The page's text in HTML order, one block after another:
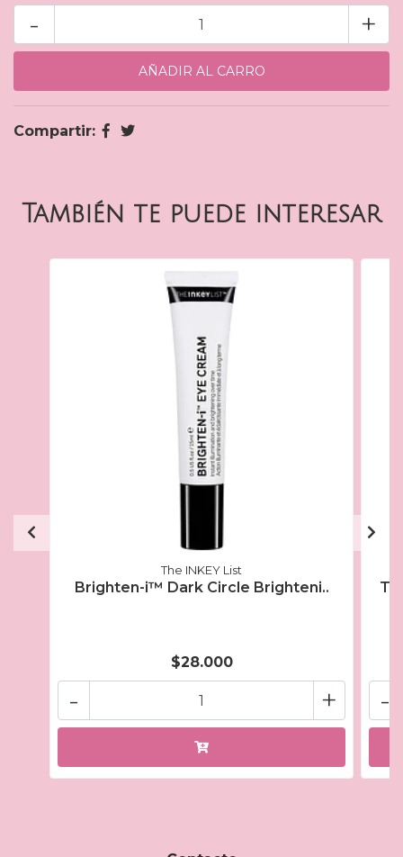
+
-
Compartir:
También te puede interesar
The INKEY List
Brighten-i™ Dark Circle Brighteni..
$28.000
+
- -